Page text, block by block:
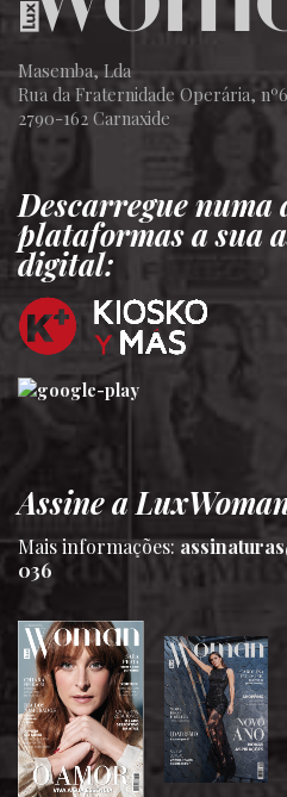
Masemba, Lda
Rua da Fraternidade Operária, nº6
2790-162 Carnaxide
Descarregue numa
plataformas a sua
digital:
Assine a
Mais informações:
036